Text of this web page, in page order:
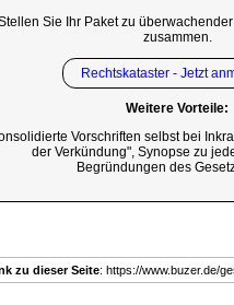
Sie Ihr Paket zu
zusammen.
Rechtskataster - Jetzt
Weitere Vorteile:
Vorschriften selbst bei
der Verkündung", Synopse zu
Begründungen des
zu dieser Seite: https://www.buzer.de/